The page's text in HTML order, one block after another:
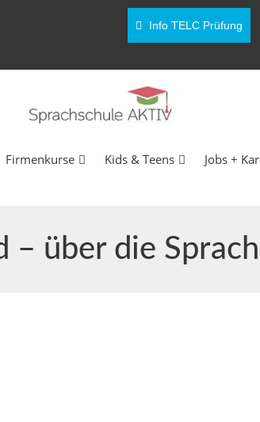
Info TELC Prüfung
Firmenkurse Kids & Teens Jobs +
– über die